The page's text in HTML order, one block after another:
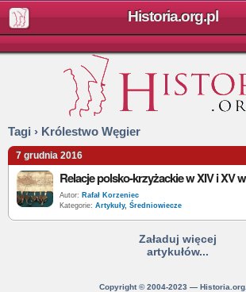
Historia.org.pl
Tagi › Królestwo Węgier
7 grudnia 2016
Autor: Rafał Korzeniec
Kategorie: Artykuły, Średniowiecze
Załaduj więcej
artykułów...
Copyright © 2004-2023 —